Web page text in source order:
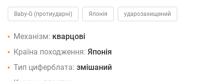
Baby-G (протиударні) Японія ударозахищений
Механізм: кварцові
Країна походження: Японія
Тип циферблата: змішаний